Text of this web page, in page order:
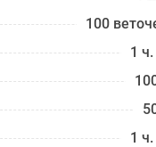
100
1
1